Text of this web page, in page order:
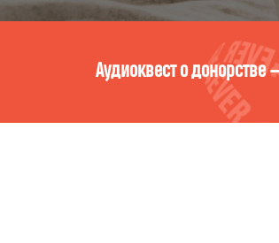
Кто ты есть в мире